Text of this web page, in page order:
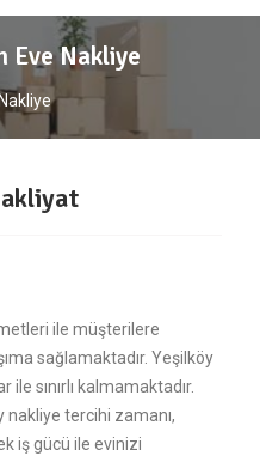
Eve Nakliye
ile müşterilere
sağlamaktadır. Yeşilköy
sınırlı kalmamaktadır.
nakliye tercihi zamanı,
iş gücü ile evinizi